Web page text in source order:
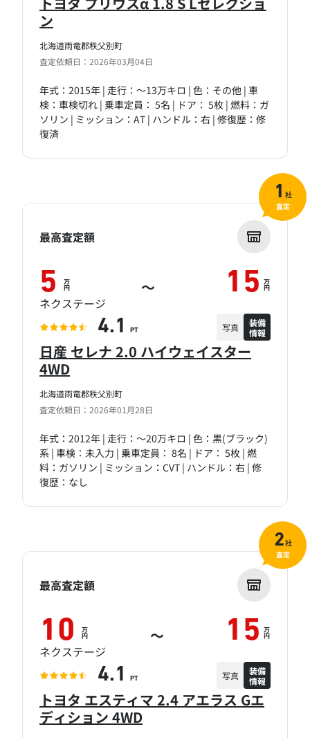
北海道雨竜郡秩父別町
査定依頼日：2026年03月04日
ン
年式：2015年 | 走行：～13万キロ | 色：その他 | 車
検：車検切れ | 乗車定員： 5名 | ドア： 5枚 | 燃料：ガ
ソリン | ミッション：AT | ハンドル：右 | 修復歴：修
復済
北海道雨竜郡秩父別町
査定依頼日：2026年01月28日
日産 セレナ 2.0 ハイウェイスター
4WD
年式：2012年 | 走行：～20万キロ | 色：黒(ブラック)
系 | 車検：未入力 | 乗車定員： 8名 | ドア： 5枚 | 燃
料：ガソリン | ミッション：CVT | ハンドル：右 | 修
復歴：なし
最高査定額
5 万
円 ～ 15 万
円
ネクステージ
4.1 PT 写真
装備
情報
1 社
査定
トヨタ エスティマ 2.4 アエラス Gエ
ディション 4WD
最高査定額
10 万
円 ～ 15 万
円
ネクステージ
4.1 PT 写真
装備
情報
2社
査定